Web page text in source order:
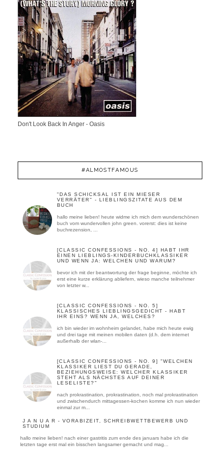
Don't Look Back In Anger - Oasis
#ALMOSTFAMOUS
"DAS SCHICKSAL IST EIN MIESER
VERRÄTER" - LIEBLINGSZITATE AUS DEM
BUCH
hallo meine lieben! heute widme ich mich dem wunderschönen
buch vom wundervollen john green. vorerst: dies ist keine
buchrezension, ...
[CLASSIC CONFESSIONS - NO. 4] HABT IHR
EINEN LIEBLINGS-KINDERBUCHKLASSIKER
UND WENN JA: WELCHEN UND WARUM?
bevor ich mit der beantwortung der frage beginne, möchte ich
erst eine kurze erklärung abliefern, wieso manche teilnehmer
von letzter w...
[CLASSIC CONFESSIONS - NO. 5]
KLASSISCHES LIEBLINGSGEDICHT - HABT
IHR EINS? WENN JA, WELCHES?
ich bin wieder im wohnheim gelandet, habe mich heute ewig
und drei tage mit meinen mobilen daten (d.h. dem internet
außerhalb der wlan-...
[CLASSIC CONFESSIONS - NO. 9] "WELCHEN
KLASSIKER LIEST DU GERADE,
BEZIEHUNGSWEISE: WELCHER KLASSIKER
STEHT ALS NÄCHSTES AUF DEINER
LESELISTE?"
nach prokrastination, prokrastination, noch mal prokrastination
und zwischendurch mittagessen-kochen komme ich nun wieder
einmal zur m...
J A N U A R - VORABIZEIT, SCHREIBWETTBEWERB UND
STUDIUM
hallo meine lieben! nach einer gastritis zum ende des januars habe ich die
letzten tage erst mal ein bisschen langsamer gemacht und mag...